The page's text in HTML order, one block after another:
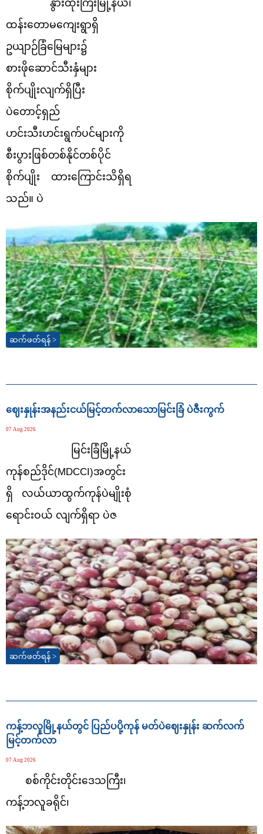
နွားထိုးကြီးမြို့နယ်၊
ထန်းတောမကျေးရွာရှိ
ဥယျာဉ်ခြံမြေများ၌
စားဖိုဆောင်သီးနှံများ
စိုက်ပျိုးလျက်ရှိပြီး
ပဲတောင့်ရှည်
ဟင်းသီးဟင်းရွက်ပင်များကို
စီးပွားဖြစ်တစ်နိုင်တစ်ပိုင်
စိုက်ပျိုး ထားကြောင်းသိရှိရ
သည်။ ပဲ
ဆက်ဖတ်ရန် >
ဈေးနှုန်းအနည်းငယ်မြင့်တက်လာသောမြင်းခြံ ပဲဇီးကွက်
07 Aug 2026
မြင်းခြံမြို့နယ်
ကုန်စည်ဒိုင်(MDCCI)အတွင်း
ရှိ လယ်ယာထွက်ကုန်ပဲမျိုးစုံ
ရောင်းဝယ် လျက်ရှိရာ ပဲဇ
ဆက်ဖတ်ရန် >
ကန့်ဘလူမြို့နယ်တွင် ပြည်ပပို့ကုန် မတ်ပဲဈေးနှုန်း ဆက်လက်
မြင့်တက်လာ
07 Aug 2026
စစ်ကိုင်းတိုင်းဒေသကြီး၊
ကန့်ဘလူခရိုင်၊